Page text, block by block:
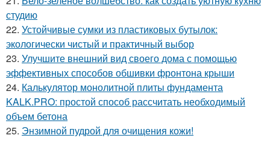
студию
22. Устойчивые сумки из пластиковых бутылок:
экологически чистый и практичный выбор
23. Улучшите внешний вид своего дома с помощью
эффективных способов обшивки фронтона крыши
24. Калькулятор монолитной плиты фундамента
KALK.PRO: простой способ рассчитать необходимый
объем бетона
25. Энзимной пудрой для очищения кожи!